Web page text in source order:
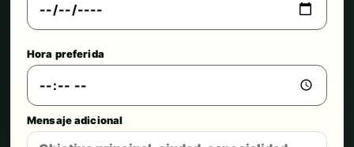
Hora preferida
Mensaje adicional